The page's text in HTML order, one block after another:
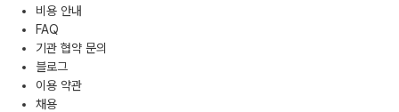
비용 안내
FAQ
기관 협약 문의
블로그
이용 약관
채용